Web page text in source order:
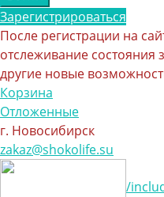
Зарегистрироваться
После регистрации на
отслеживание состояния
другие новые
Корзина
Отложенные
г. Новосибирск
zakaz@shokolife.su
/